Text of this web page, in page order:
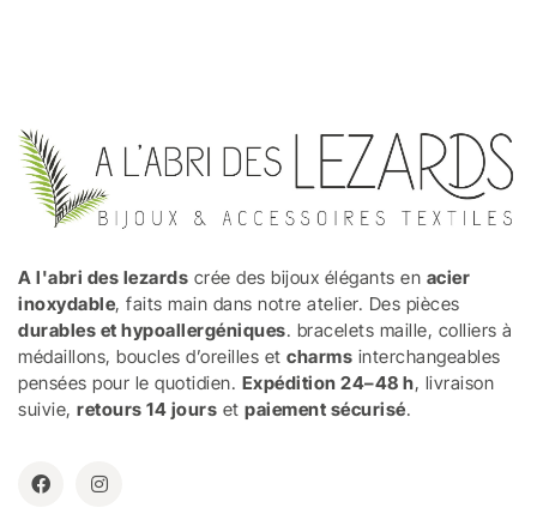
A l'abri des lezards crée des bijoux élégants en acier
inoxydable, faits main dans notre atelier. Des pièces
durables et hypoallergéniques. bracelets maille, colliers à
médaillons, boucles d’oreilles et charms interchangeables
pensées pour le quotidien. Expédition 24–48 h, livraison
suivie, retours 14 jours et paiement sécurisé.